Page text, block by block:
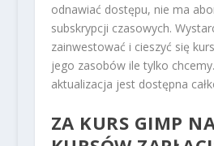
odnawiać dostępu, nie ma
subskrypcji czasowych.
zainwestować i cieszyć się
jego zasobów ile tylko
aktualizacja jest dostępna
ZA KURS GIMP